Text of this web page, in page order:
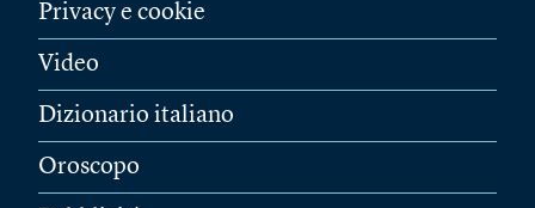
Privacy e cookie
Video
Dizionario italiano
Oroscopo